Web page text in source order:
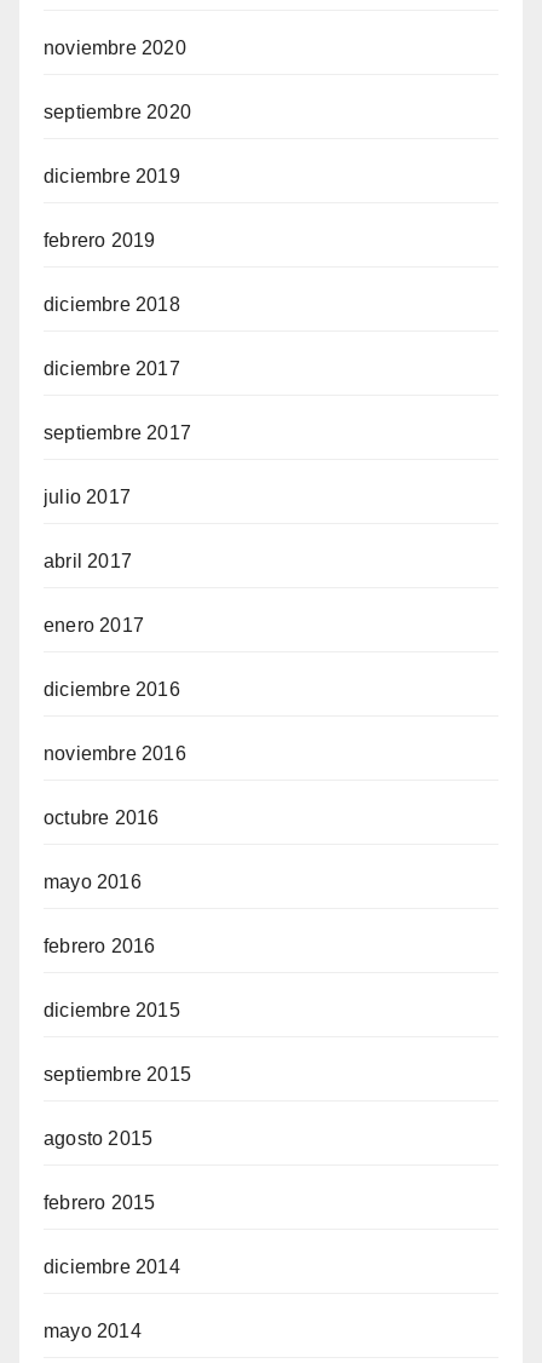
noviembre 2020
septiembre 2020
diciembre 2019
febrero 2019
diciembre 2018
diciembre 2017
septiembre 2017
julio 2017
abril 2017
enero 2017
diciembre 2016
noviembre 2016
octubre 2016
mayo 2016
febrero 2016
diciembre 2015
septiembre 2015
agosto 2015
febrero 2015
diciembre 2014
mayo 2014